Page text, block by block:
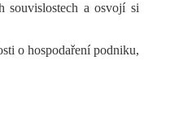
souvislostech a osvojí si
o hospodaření podniku,